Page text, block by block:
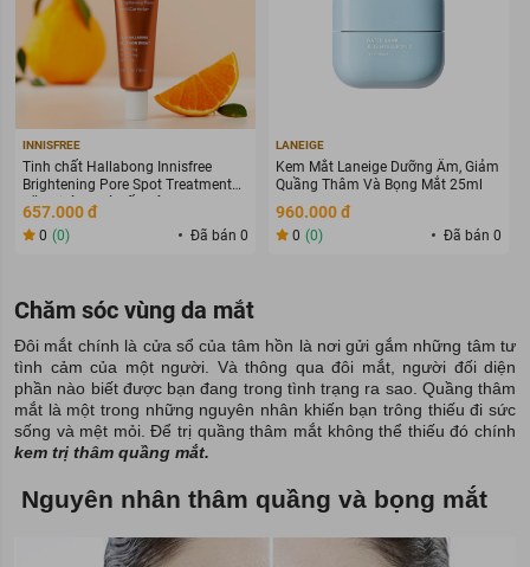
INNISFREE
Tinh chất Hallabong Innisfree
Brightening Pore Spot Treatment
đặc trị làm mờ vết thâm 30ml
657.000 đ
0 (0) Đã bán 0
LANEIGE
Kem Mắt Laneige Dưỡng Ẩm, Giảm
Quầng Thâm Và Bọng Mắt 25ml
960.000 đ
0 (0) Đã bán 0
Chăm sóc vùng da mắt
Đôi mắt chính là cửa sổ của tâm hồn là nơi gửi gắm những tâm tư
tình cảm của một người. Và thông qua đôi mắt, người đối diện
phần nào biết được bạn đang trong tình trạng ra sao. Quầng thâm
mắt là một trong những nguyên nhân khiến bạn trông thiếu đi sức
sống và mệt mỏi. Để trị quầng thâm mắt không thể thiếu đó chính
kem trị thâm quầng mắt.
Nguyên nhân thâm quầng và bọng mắt